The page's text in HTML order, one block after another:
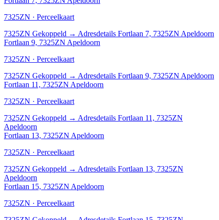
7325ZN · Perceelkaart
7325ZN Gekoppeld → Adresdetails Fortlaan 7, 7325ZN Apeldoorn
Fortlaan 9, 7325ZN Apeldoorn
7325ZN · Perceelkaart
7325ZN Gekoppeld → Adresdetails Fortlaan 9, 7325ZN Apeldoorn
Fortlaan 11, 7325ZN Apeldoorn
7325ZN · Perceelkaart
7325ZN Gekoppeld → Adresdetails Fortlaan 11, 7325ZN
Apeldoorn
Fortlaan 13, 7325ZN Apeldoorn
7325ZN · Perceelkaart
7325ZN Gekoppeld → Adresdetails Fortlaan 13, 7325ZN
Apeldoorn
Fortlaan 15, 7325ZN Apeldoorn
7325ZN · Perceelkaart